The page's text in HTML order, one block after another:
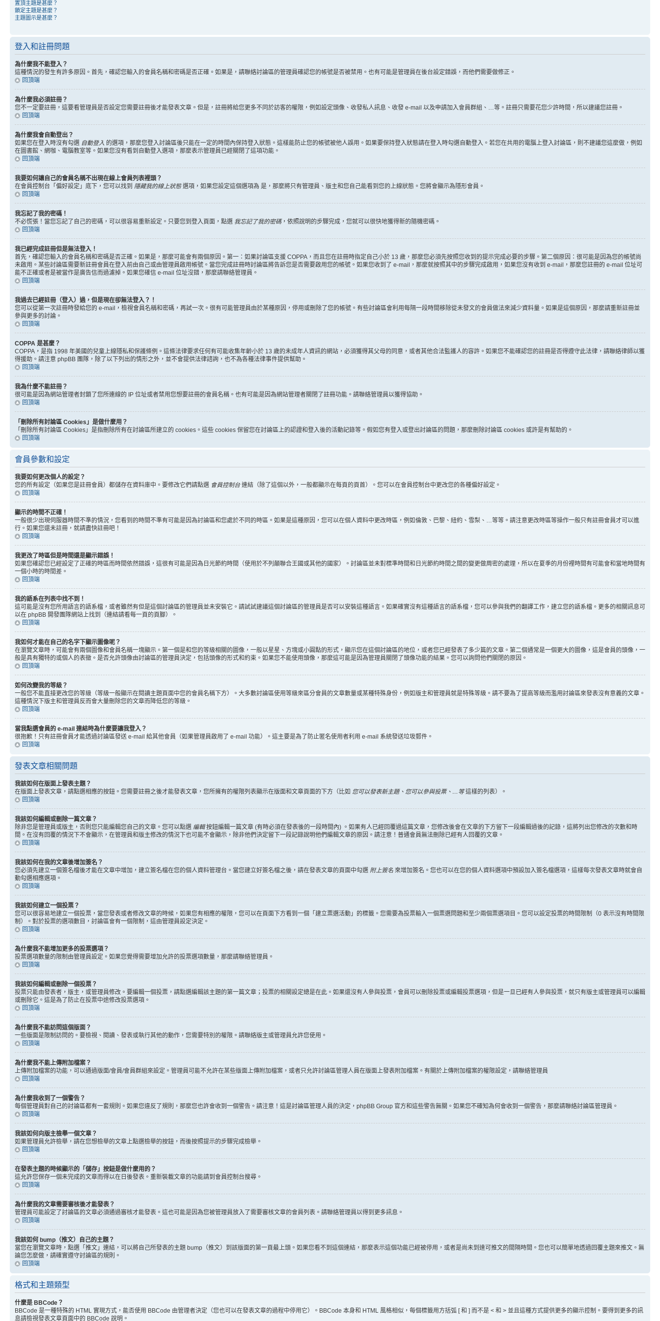
置頂主題是甚麼？
鎖定主題是甚麼？
主題圖示是甚麼？
登入和註冊問題
為什麼我不能登入？
這種情況的發生有許多原因。首先，確認您輸入的會員名稱和密碼是否正確。如果是，請聯絡討論區的管理員確認您的帳號是否被禁用。也有可能是管理員在後台設定錯誤，而他們需要做修正。
回頂端
為什麼我必須註冊？
您不一定要註冊，這要看管理員是否設定您需要註冊後才能發表文章。但是，註冊將給您更多不同於訪客的權限，例如設定頭像、收發私人訊息、收發 e-mail 以及申請加入會員群組、…等。註冊只需要花您少許時間，所以建議您註冊。
回頂端
為什麼我會自動登出？
如果您在登入時沒有勾選 自動登入 的選項，那麼您登入討論區後只能在一定的時間內保持登入狀態。這樣能防止您的帳號被他人誤用。如果要保持登入狀態請在登入時勾選自動登入。若您在共用的電腦上登入討論區，則不建議您這麼做，例如
在圖書館、網咖、電腦教室等。如果您沒有看到自動登入選項，那麼表示管理員已經關閉了這項功能。
回頂端
我要如何讓自己的會員名稱不出現在線上會員列表裡頭？
在會員控制台「偏好設定」底下，您可以找到 隱藏我的線上狀態選項，如果您設定這個選項為 是 ，那麼將只有管理員、版主和您自己能看到您的上線狀態。您將會顯示為隱形會員。
回頂端
我忘記了我的密碼！
不必慌張！當您忘記了自己的密碼，可以很容易重新設定。只要您到登入頁面，點選 我忘記了我的密碼，依照說明的步驟完成，您就可以很快地獲得新的隨機密碼。
回頂端
我已經完成註冊但是無法登入！
首先，確認您輸入的會員名稱和密碼是否正確。如果是，那麼可能會有兩個原因。第一：如果討論區支援 COPPA，而且您在註冊時指定自己小於 13 歲，那麼您必須先按照您收到的提示完成必要的步驟。第二個原因：很可能是因為您的帳號尚
未啟用。某些討論區需要新註冊會員在登入前由自己或由管理員啟用帳號。當您完成註冊時討論區將告訴您是否需要啟用您的帳號。如果您收到了 e-mail，那麼就按照其中的步驟完成啟用，如果您沒有收到 e-mail，那麼您註冊的 e-mail 位址可
能不正確或者是被當作是廣告信而過濾掉。如果您確信 e-mail 位址沒錯，那麼請聯絡管理員。
回頂端
我過去已經註冊（登入）過，但是現在卻無法登入？！
您可以從第一次註冊時發給您的 e-mail，檢視會員名稱和密碼，再試一次。很有可能管理員由於某種原因，停用或刪除了您的帳號。有些討論區會利用每隔一段時間移除從未發文的會員做法來減少資料量。如果是這個原因，那麼請重新註冊並
參與更多的討論。
回頂端
COPPA 是甚麼？
COPPA，是指 1998 年美國的兒童上線隱私和保護條例。這條法律要求任何有可能收集年齡小於 13 歲的未成年人資訊的網站，必須獲得其父母的同意，或者其他合法監護人的容許。如果您不能確認您的註冊是否得遵守此法律，請聯絡律師以獲
得援助。請注意 phpBB 團隊，除了以下列出的情形之外，並不會提供法律諮詢，也不為各種法律事件提供幫助。
回頂端
我為什麼不能註冊？
很可能是因為網站管理者封鎖了您所連線的 IP 位址或者禁用您想要註冊的會員名稱。也有可能是因為網站管理者關閉了註冊功能。請聯絡管理員以獲得協助。
回頂端
「刪除所有討論區 Cookies」是做什麼用？
「刪除所有討論區 Cookies」是指刪除所有在討論區所建立的 cookies。這些 cookies 保留您在討論區上的認證和登入後的活動記錄等。假如您有登入或登出討論區的問題，那麼刪除討論區 cookies 或許是有幫助的。
回頂端
會員參數和設定
我要如何更改個人的設定？
您的所有設定（如果您是註冊會員）都儲存在資料庫中。要修改它們請點選 會員控制台連結（除了這個以外，一般都顯示在每頁的頁首）。您可以在會員控制台中更改您的各種偏好設定。
回頂端
顯示的時間不正確！
一般很少出現伺服器時間不準的情況，您看到的時間不準有可能是因為討論區和您處於不同的時區。如果是這種原因，您可以在個人資料中更改時區，例如倫敦、巴黎、紐約、雪梨、…等等。請注意更改時區等操作一般只有註冊會員才可以進
行。如果您還未註冊，就請盡快註冊吧！
回頂端
我更改了時區但是時間還是顯示錯誤！
如果您確認您已經設定了正確的時區而時間依然錯誤，這很有可能是因為日光節約時間（使用於不列顛聯合王國或其他的國家）。討論區並未對標準時間和日光節約時間之間的變更做周密的處理，所以在夏季的月份裡時間有可能會和當地時間有
一個小時的時間差。
回頂端
我的語系在列表中找不到！
這可能是沒有您所用語言的語系檔，或者雖然有但是這個討論區的管理員並未安裝它。請試試建議這個討論區的管理員是否可以安裝這種語言。如果確實沒有這種語言的語系檔，您可以參與我們的翻譯工作，建立您的語系檔。更多的相關訊息可
以在 phpBB 開發團隊網站上找到（連結請看每一頁的頁腳）。
回頂端
我如何才能在自己的名字下顯示圖像呢？
在瀏覽文章時，可能會有兩個圖像和會員名稱一塊顯示。第一個是和您的等級相關的圖像，一般以星星、方塊或小圓點的形式，顯示您在這個討論區的地位，或者您已經發表了多少篇的文章。第二個通常是一個更大的圖像，這是會員的頭像，一
般是具有獨特的或個人的表徵。是否允許頭像由討論區的管理員決定，包括頭像的形式和約束。如果您不能使用頭像，那麼這可能是因為管理員關閉了頭像功能的結果。您可以詢問他們關閉的原因。
回頂端
如何改變我的等級？
一般您不能直接更改您的等級（等級一般顯示在閱讀主題頁面中您的會員名稱下方）。大多數討論區使用等級來區分會員的文章數量或某種特殊身份，例如版主和管理員就是特殊等級。請不要為了提高等級而濫用討論區來發表沒有意義的文章。
這種情況下版主和管理員反而會大量刪除您的文章而降低您的等級。
回頂端
當我點選會員的 e-mail 連結時為什麼要讓我登入？
很抱歉！只有註冊會員才能透過討論區發送 e-mail 給其他會員（如果管理員啟用了 e-mail 功能）。這主要是為了防止匿名使用者利用 e-mail 系統發送垃圾郵件。
回頂端
發表文章相關問題
我該如何在版面上發表主題？
在版面上發表文章，請點選相應的按鈕。您需要註冊之後才能發表文章，您所擁有的權限列表顯示在版面和文章頁面的下方（比如 您可以發表新主題、您可以參與投票、…等這樣的列表）。
回頂端
我該如何編輯或刪除一篇文章？
除非您是管理員或版主，否則您只能編輯您自己的文章。您可以點選 編輯按鈕編輯一篇文章 (有時必須在發表後的一段時間內) 。如果有人已經回覆過這篇文章，您修改後會在文章的下方留下一段編輯過後的記錄，這將列出您修改的次數和時
間。在沒有回覆的情況下不會顯示，在管理員和版主修改的情況下也可能不會顯示，除非他們決定留下一段記錄說明他們編輯文章的原因。請注意！普通會員無法刪除已經有人回覆的文章。
回頂端
我該如何在我的文章後增加簽名？
您必須先建立一個簽名檔後才能在文章中增加，建立簽名檔在您的個人資料管理台。當您建立好簽名檔之後，請在發表文章的頁面中勾選 附上簽名 來增加簽名。您也可以在您的個人資料選項中預設加入簽名檔選項，這樣每次發表文章時就會自
動勾選相應選項。
回頂端
我該如何建立一個投票？
您可以很容易地建立一個投票，當您發表或者修改文章的時候，如果您有相應的權限，您可以在頁面下方看到一個「建立票選活動」的標籤。您需要為投票輸入一個票選問題和至少兩個票選項目。您可以設定投票的時間限制（0 表示沒有時間限
制）。對於投票的選項數目，討論區會有一個限制，這由管理員設定決定。
回頂端
為什麼我不能增加更多的投票選項？
投票選項數量的限制由管理員設定。如果您覺得需要增加允許的投票選項數量，那麼請聯絡管理員。
回頂端
我該如何編輯或刪除一個投票？
投票只能由發表者，版主，或管理員修改。要編輯一個投票，請點選編輯該主題的第一篇文章；投票的相關設定總是在此。如果還沒有人參與投票，會員可以刪除投票或編輯投票選項，但是一旦已經有人參與投票，就只有版主或管理員可以編輯
或刪除它。這是為了防止在投票中途修改投票選項。
回頂端
為什麼我不能訪問這個版面？
一些版面是限制訪問的。要檢視、閱讀、發表或執行其他的動作，您需要特別的權限。請聯絡版主或管理員允許您使用。
回頂端
為什麼我不能上傳附加檔案？
上傳附加檔案的功能，可以通過版面/會員/會員群組來設定。管理員可能不允許在某些版面上傳附加檔案，或者只允許討論區管理人員在版面上發表附加檔案。有關於上傳附加檔案的權限設定，請聯絡管理員
回頂端
為什麼我收到了一個警告？
每個管理員對自己的討論區都有一套規則。如果您違反了規則，那麼您也許會收到一個警告。請注意！這是討論區管理人員的決定，phpBB Group 官方和這些警告無關。如果您不確知為何會收到一個警告，那麼請聯絡討論區管理員。
回頂端
我該如何向版主檢舉一個文章？
如果管理員允許檢舉，請在您想檢舉的文章上點選檢舉的按鈕，而後按照提示的步驟完成檢舉。
回頂端
在發表主題的時候顯示的「儲存」按鈕是做什麼用的？
這允許您保存一個未完成的文章而得以在日後發表。重新裝載文章的功能請到會員控制台搜尋。
回頂端
為什麼我的文章需要審核後才能發表？
管理員可能設定了討論區的文章必須通過審核才能發表。這也可能是因為您被管理員放入了需要審核文章的會員列表。請聯絡管理員以得到更多訊息。
回頂端
我該如何 bump（推文）自己的主題？
當您在瀏覽文章時，點選「推文」連結，可以將自己所發表的主題 bump（推文）到該版面的第一頁最上頭。如果您看不到這個連結，那麼表示這個功能已經被停用，或者是尚未到達可推文的間隔時間。您也可以簡單地透過回覆主題來推文。無
論您怎麼做，請確實遵守討論區的規則。
回頂端
格式和主題類型
什麼是 BBCode？
BBCode 是一種特殊的 HTML 實現方式，能否使用 BBCode 由管理者決定（您也可以在發表文章的過程中停用它）。BBCode 本身和 HTML 風格相似，每個標籤用方括弧 [ 和 ] 而不是 < 和 > 並且這種方式提供更多的顯示控制。要得到更多的訊
息請檢視發表文章頁面中的 BBCode 說明。